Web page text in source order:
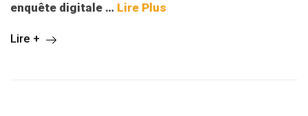
enquête digitale … Lire Plus
Lire +